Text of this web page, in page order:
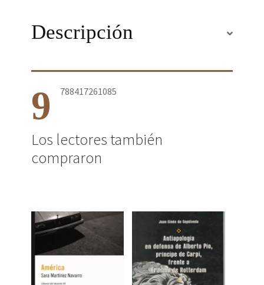
Descripción
9 788417261085
Los lectores también
compraron